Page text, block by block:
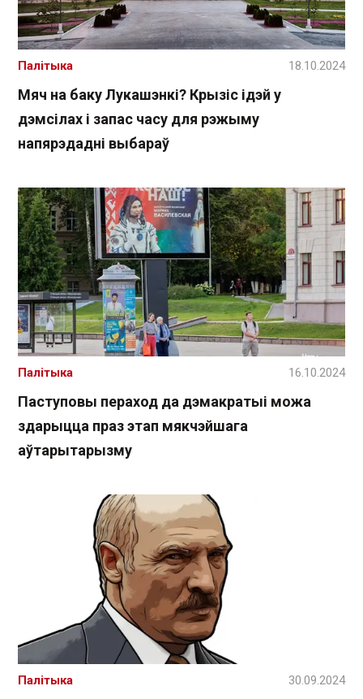
Мяч на баку Лукашэнкі? Крызіс ідэй у
дэмсілах і запас часу для рэжыму
напярэдадні выбараў
Палітыка 18.10.2024
Паступовы пераход да дэмакратыі можа
здарыцца праз этап мякчэйшага
аўтарытарызму
Палітыка 16.10.2024
Палітыка 30.09.2024